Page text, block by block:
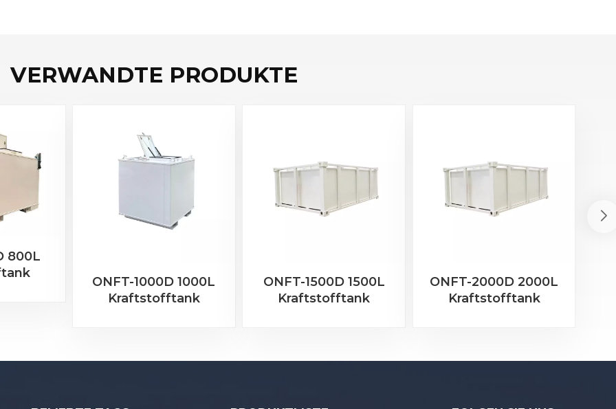
VERWANDTE PRODUKTE
800L
ONFT-1000D 1000L
Kraftstofftank
ONFT-1500D 1500L
Kraftstofftank
ONFT-2000D 2000L
Kraftstofftank